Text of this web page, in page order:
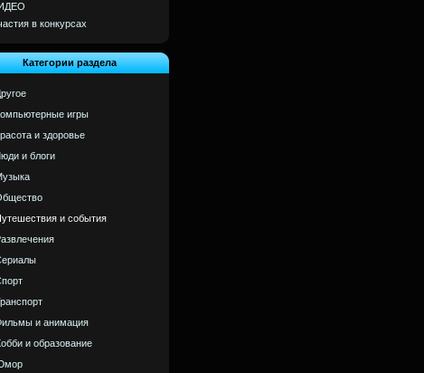
в конкурсах
Категории раздела
игры
и здоровье
и блоги
и события
и анимация
и образование